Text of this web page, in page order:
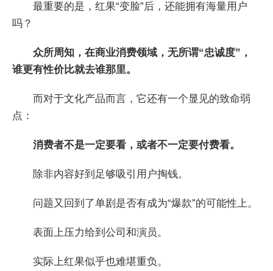
最重要的是，红果“变脸”后，还能拥有海量用户
吗？
众所周知，在商业消费领域，无所谓“忠诚度”，
谁更有性价比就去谁那里。
而对于文化产品而言，它还有一个显见的致命弱
点：
消费者不是一定要看，或者不一定要付费看。
除非内容好到足够吸引用户掏钱。
问题又回到了单剧是否有成为“爆款”的可能性上。
表面上压力给到公司和演员。
实际上红果似乎也难堪重负。